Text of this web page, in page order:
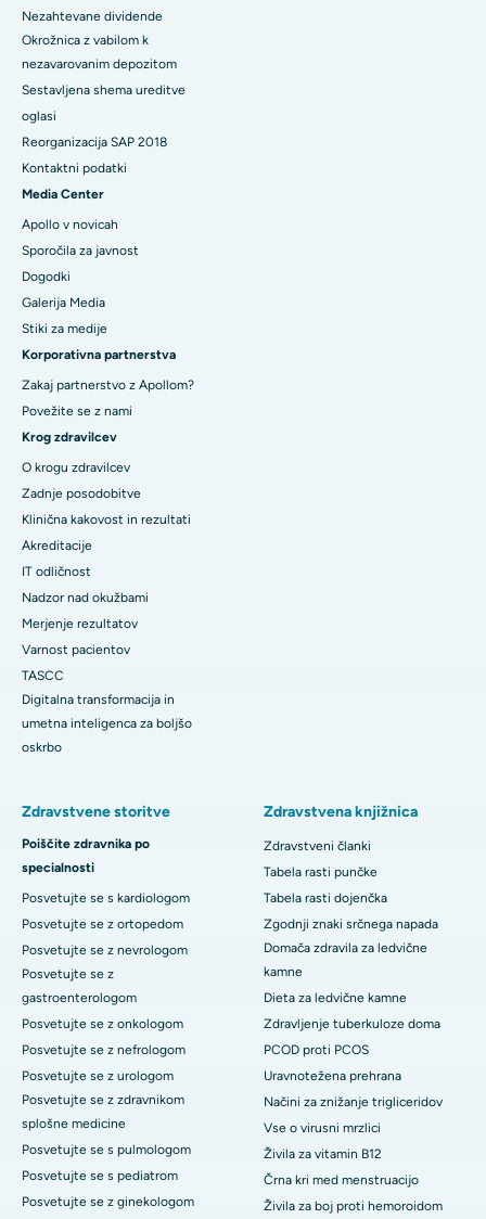
Nezahtevane dividende
Okrožnica z vabilom k
nezavarovanim depozitom
Sestavljena shema ureditve
oglasi
Reorganizacija SAP 2018
Kontaktni podatki
Media Center
Apollo v novicah
Sporočila za javnost
Dogodki
Galerija Media
​​​​​Stiki za medije
Korporativna partnerstva
Zakaj partnerstvo z Apollom?
Povežite se z nami
Krog zdravilcev
O krogu zdravilcev
Zadnje posodobitve
Klinična kakovost in rezultati
Akreditacije
IT odličnost
Nadzor nad okužbami
Merjenje rezultatov
Varnost pacientov
TASCC
Digitalna transformacija in
umetna inteligenca za boljšo
oskrbo
Zdravstvene storitve
Poiščite zdravnika po
specialnosti
Posvetujte se s kardiologom
Posvetujte se z ortopedom
Posvetujte se z nevrologom
Posvetujte se z
gastroenterologom
Posvetujte se z onkologom
Posvetujte se z nefrologom
Posvetujte se z urologom
Posvetujte se z zdravnikom
splošne medicine
Posvetujte se s pulmologom
Posvetujte se s pediatrom
Posvetujte se z ginekologom
Zdravstvena knjižnica
Zdravstveni članki
Tabela rasti punčke
Tabela rasti dojenčka
Zgodnji znaki srčnega napada
Domača zdravila za ledvične
kamne
Dieta za ledvične kamne
Zdravljenje tuberkuloze doma
PCOD proti PCOS
Uravnotežena prehrana
Načini za znižanje trigliceridov
Vse o virusni mrzlici
Živila za vitamin B12
Črna kri med menstruacijo
Živila za boj proti hemoroidom